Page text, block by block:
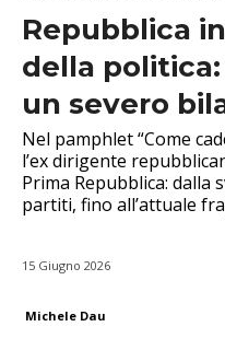
Repubblica
della
un severo
Nel pamphlet “Come
l’ex dirigente
Prima Repubblica: dalla
partiti, fino all’attuale
15 Giugno 2026
Michele Dau